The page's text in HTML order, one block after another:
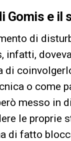
Gomis e il
di
infatti,
di
o come
messo in
le proprie
di fatto